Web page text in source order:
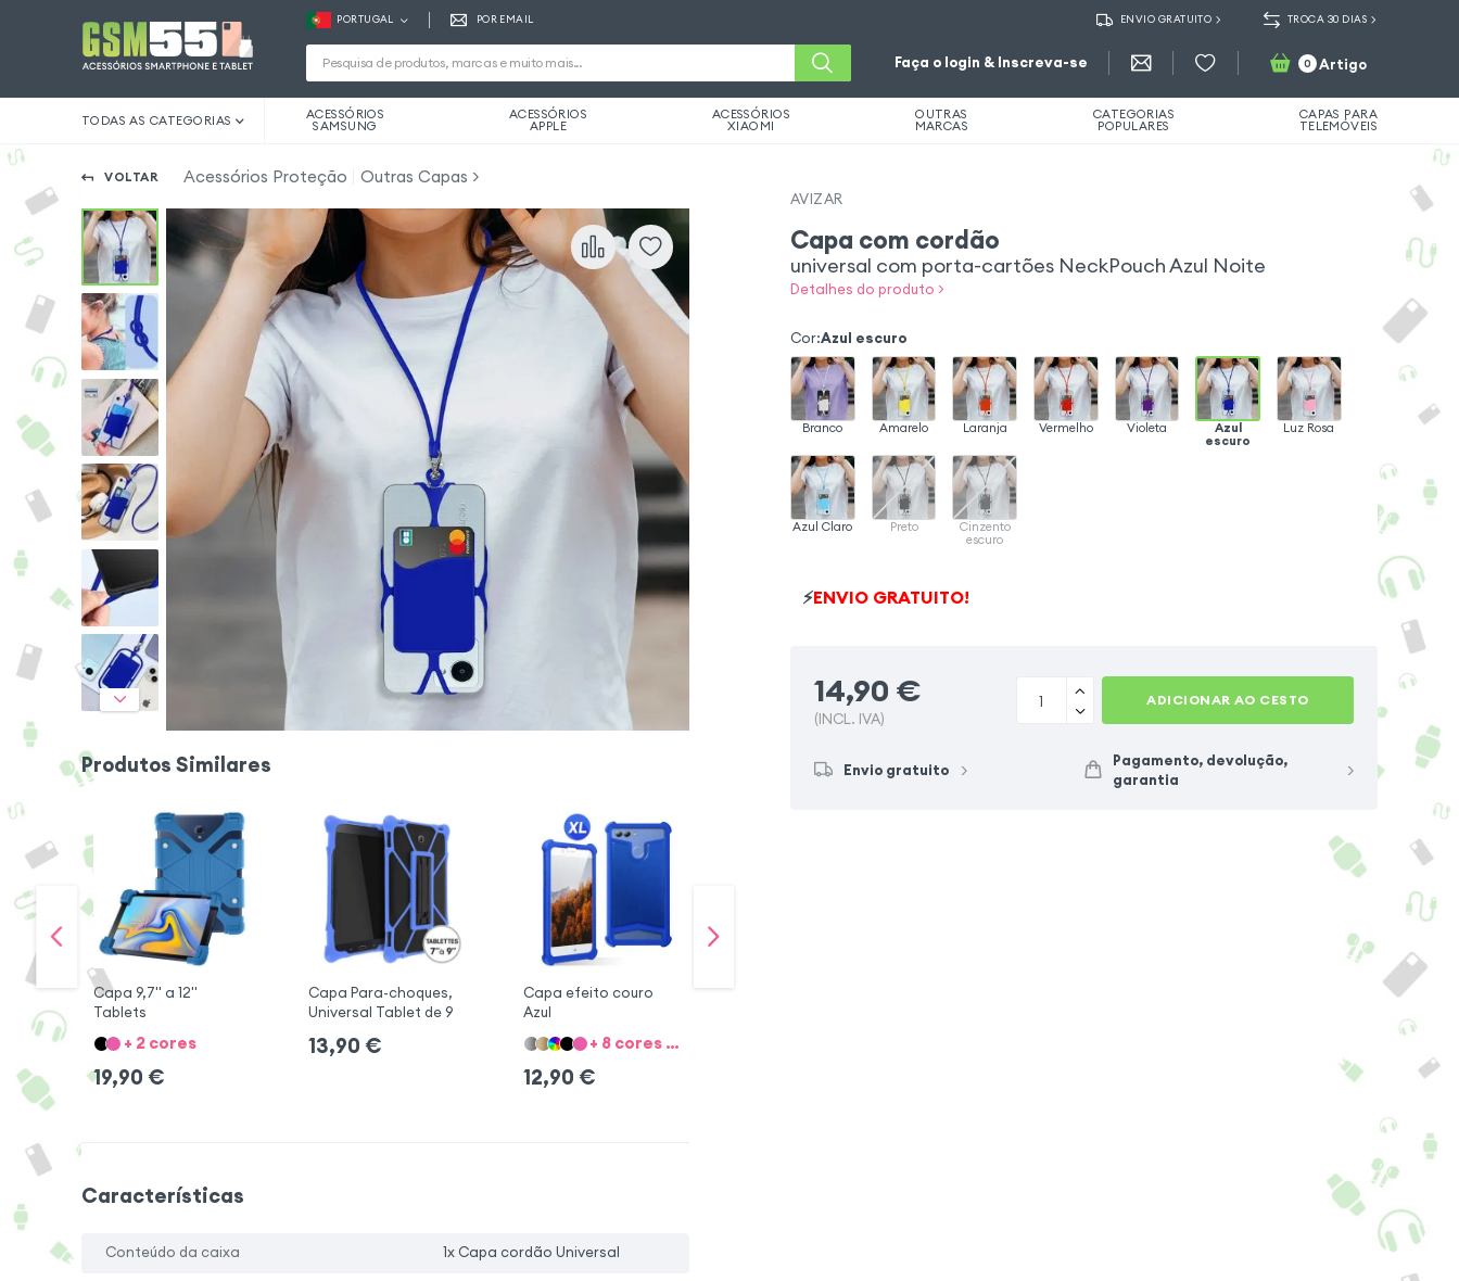
PORTUGAL POR EMAIL ENVIO GRATUITO TROCA 30 DIAS
Faça o login & Inscreva-se 0 Artigo
TODAS AS CATEGORIAS ACESSÓRIOS
SAMSUNG
ACESSÓRIOS
APPLE
ACESSÓRIOS
XIAOMI
OUTRAS
MARCAS
CATEGORIAS
POPULARES
CAPAS PARA
TELEMÓVEIS
VOLTAR Acessórios Proteção Outras Capas
Produtos Similares
Capa 9,7'' a 12''
Tablets
+ 2 cores
19,90 €
Capa Para-choques,
Universal Tablet de 9
13,90 €
Capa efeito couro
Azul
+ 8 cores + 1 compatibilidade de categoria
12,90 €
Características
Conteúdo da caixa 1x Capa cordão Universal
AVIZAR
Capa com cordão
universal com porta-cartões NeckPouch Azul Noite
Detalhes do produto >
Cor:Azul escuro
Branco Amarelo Laranja Vermelho Violeta
Azul
escuro
Luz Rosa
Azul Claro Preto
Cinzento
escuro
⚡ENVIO GRATUITO!
14,90 €
(INCL. IVA)
ADICIONAR AO CESTO
Envio gratuito
Pagamento, devolução,
garantia